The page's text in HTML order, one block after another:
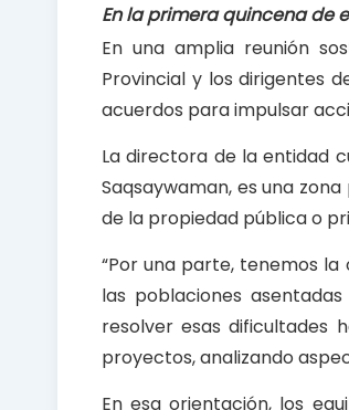
o
o
k
En la primera quincena de
En una amplia reunión
Provincial y los dirigentes
acuerdos para impulsar
La directora de la entidad
Saqsaywaman, es una
de la propiedad pública o
“Por una parte, tenemos
las poblaciones
resolver esas dificultades
proyectos, analizando
En esa orientación, los